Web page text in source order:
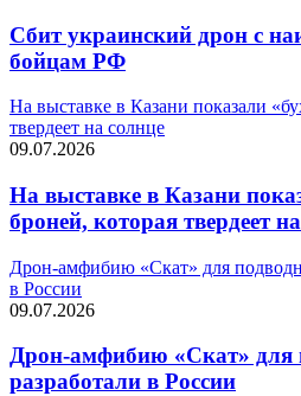
Сбит украинский дрон с
бойцам РФ
На выставке в Казани показали
твердеет на солнце
09.07.2026
На выставке в Казани
броней, которая твердеет
Дрон-амфибию «Скат» для
в России
09.07.2026
Дрон-амфибию «Скат» для
разработали в России